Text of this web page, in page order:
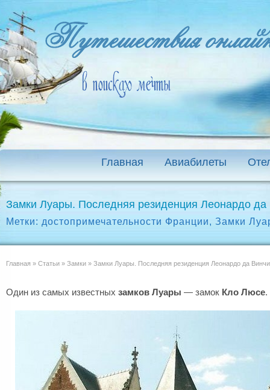
Главная Авиабилеты
Замки Луары. Последняя резиденция Леонардо да
Метки: достопримечательности Франции, Замки
Главная » Статьи » Замки » Замки Луары. Последняя резиденция Леонардо да
Один из самых известных замков Луары — замок Кло Люсе.